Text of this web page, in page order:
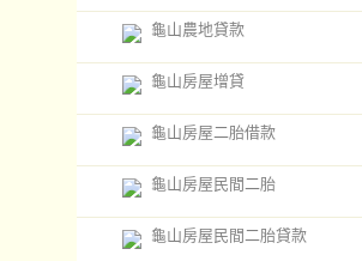
龜山農地貸款
龜山房屋增貸
龜山房屋二胎借款
龜山房屋民間二胎
龜山房屋民間二胎貸款